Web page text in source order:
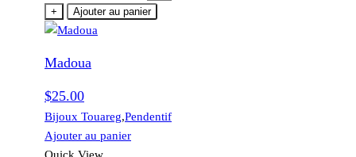
+ Ajouter au panier
Madoua
$25.00
Bijoux Touareg,Pendentif
Ajouter au panier